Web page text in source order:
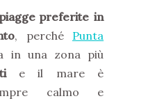
preferite in
, perché Punta
in una zona più
e il mare è
calmo e